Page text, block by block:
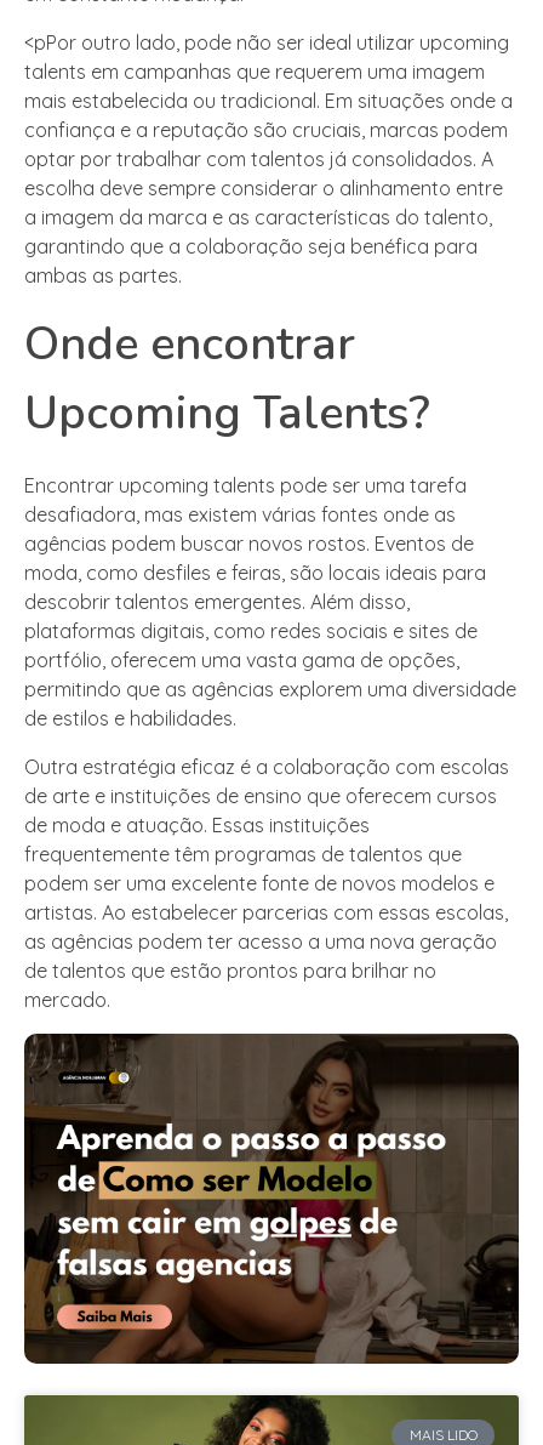
<pPor outro lado, pode não ser ideal utilizar upcoming
talents em campanhas que requerem uma imagem
mais estabelecida ou tradicional. Em situações onde a
confiança e a reputação são cruciais, marcas podem
optar por trabalhar com talentos já consolidados. A
escolha deve sempre considerar o alinhamento entre
a imagem da marca e as características do talento,
garantindo que a colaboração seja benéfica para
ambas as partes.
Onde encontrar
Upcoming Talents?
Encontrar upcoming talents pode ser uma tarefa
desafiadora, mas existem várias fontes onde as
agências podem buscar novos rostos. Eventos de
moda, como desfiles e feiras, são locais ideais para
descobrir talentos emergentes. Além disso,
plataformas digitais, como redes sociais e sites de
portfólio, oferecem uma vasta gama de opções,
permitindo que as agências explorem uma diversidade
de estilos e habilidades.
Outra estratégia eficaz é a colaboração com escolas
de arte e instituições de ensino que oferecem cursos
de moda e atuação. Essas instituições
frequentemente têm programas de talentos que
podem ser uma excelente fonte de novos modelos e
artistas. Ao estabelecer parcerias com essas escolas,
as agências podem ter acesso a uma nova geração
de talentos que estão prontos para brilhar no
mercado.
MAIS LIDO